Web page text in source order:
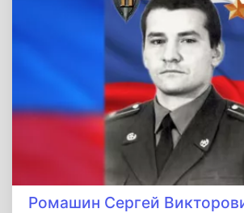
Ромашин Сергей